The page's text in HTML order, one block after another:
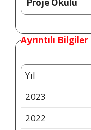
Proje Okulu
Ayrıntılı Bilgiler
Yıl
2023
2022